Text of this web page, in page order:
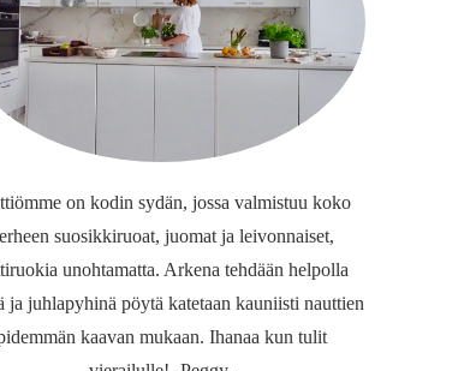
on kodin sydän, jossa valmistuu koko
suosikkiruoat, juomat ja leivonnaiset,
unohtamatta. Arkena tehdään helpolla
ja juhlapyhinä pöytä katetaan kauniisti nauttien
kaavan mukaan. Ihanaa kun tulit